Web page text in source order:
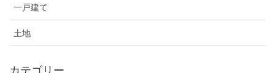
一戸建て
土地